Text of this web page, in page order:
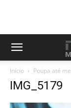
Início Poupa até
IMG_5179